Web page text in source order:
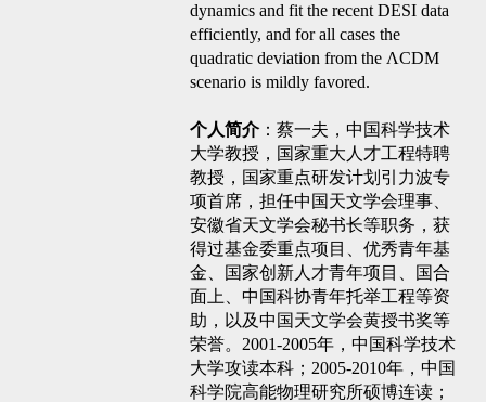
dynamics and fit the recent DESI data
efficiently, and for all cases the
quadratic deviation from the ΛCDM
scenario is mildly favored.
个人简介：蔡一夫，中国科学技术
大学教授，国家重大人才工程特聘
教授，国家重点研发计划引力波专
项首席，担任中国天文学会理事、
安徽省天文学会秘书长等职务，获
得过基金委重点项目、优秀青年基
金、国家创新人才青年项目、国合
面上、中国科协青年托举工程等资
助，以及中国天文学会黄授书奖等
荣誉。2001-2005年，中国科学技术
大学攻读本科；2005-2010年，中国
科学院高能物理研究所硕博连读；